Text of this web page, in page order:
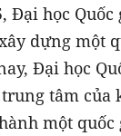
Đại học Quốc
dựng một
Đại học
tâm của
một